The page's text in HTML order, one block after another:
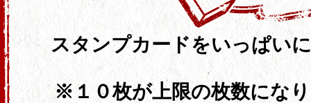
スタンプカードをいっぱい
１０枚が上限の枚数にな